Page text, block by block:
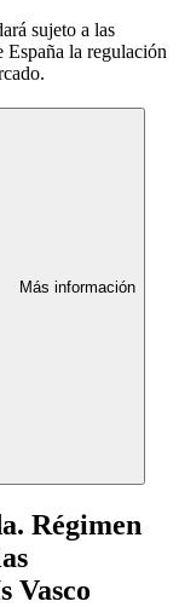
sujeto a las
España la regulación
Más información
Régimen
Vasco